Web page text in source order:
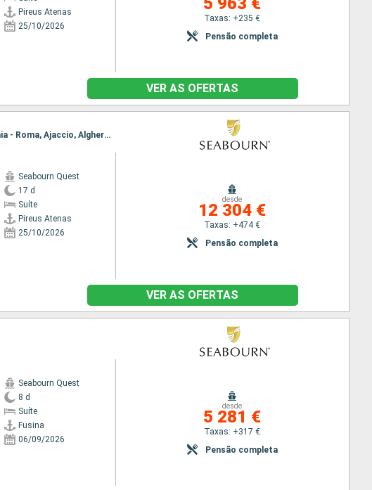
Pireus Atenas
25/10/2026
Taxas: +235 €
Pensão completa
VER AS OFERTAS
Itinerário : Pireus Atenas, Nafplio, Katakolon, Corfu, Saranda, Nápoles, Civitavecchia - Roma, Ajaccio, Alghero, Mahón, Ibiza, Cartagena, Motril, Ceuta, Lisboa
Seabourn Quest
17 d
Suíte
Pireus Atenas
25/10/2026
desde
12 304 €
Taxas: +474 €
Pensão completa
VER AS OFERTAS
Seabourn Quest
8 d
Suíte
Fusina
06/09/2026
desde
5 281 €
Taxas: +317 €
Pensão completa